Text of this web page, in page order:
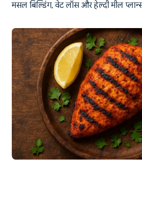
मसल बिल्डिंग, वेट लॉस और हेल्दी मील